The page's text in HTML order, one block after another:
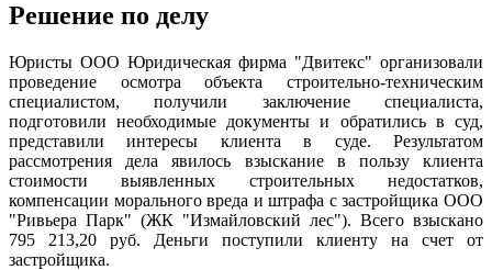
Решение по делу
Юристы ООО Юридическая фирма "Двитекс" организовали
проведение осмотра объекта строительно-техническим
специалистом, получили заключение специалиста,
подготовили необходимые документы и обратились в суд,
представили интересы клиента в суде. Результатом
рассмотрения дела явилось взыскание в пользу клиента
стоимости выявленных строительных недостатков,
компенсации морального вреда и штрафа с застройщика ООО
"Ривьера Парк" (ЖК "Измайловский лес"). Всего взыскано
795 213,20 руб. Деньги поступили клиенту на счет от
застройщика.